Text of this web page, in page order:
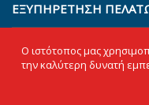
ΕΞΥΠΗΡΕΤΗΣΗ
ΒΡΕΊΤΕ ΜΑΣ ΣΤΟΝ
Ο ιστότοπος μας
την καλύτερη δυνατή